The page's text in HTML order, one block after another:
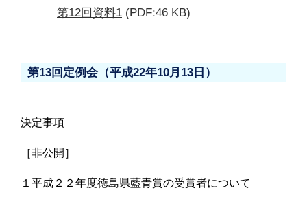
第12回資料1 (PDF:46 KB)
第13回定例会（平成22年10月13日）
決定事項
［非公開］
１平成２２年度徳島県藍青賞の受賞者について